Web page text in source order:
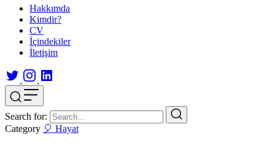
Hakkımda
Kimdir?
CV
İçindekiler
İletişim
Search for:
Category 🎈 Hayat